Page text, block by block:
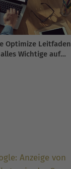
Optimize Leitfaden
Wichtige auf